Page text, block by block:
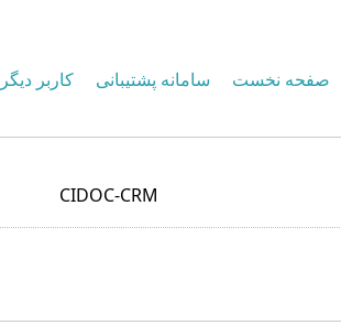
صفحه نخست سامانه پشتیبانی کاربر دیگر
CIDOC-CRM